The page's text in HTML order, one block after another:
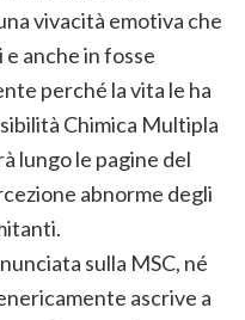
vivacità emotiva che
anche in fosse
perché la vita le ha
Chimica Multipla
lungo le pagine del
abnorme degli
sulla MSC, né
ascrive a